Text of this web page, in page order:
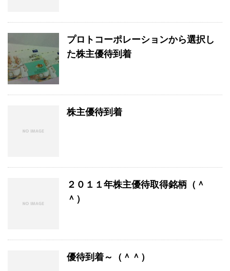
プロトコーポレーションから選択し
た株主優待到着
株主優待到着
２０１１年株主優待取得銘柄（＾
＾）
優待到着～（＾＾）